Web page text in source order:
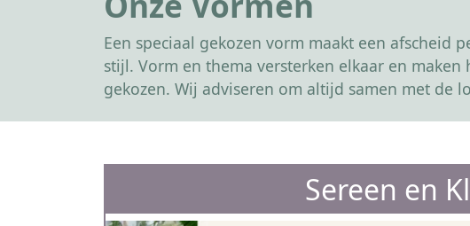
Een speciaal gekozen vorm maakt een afscheid
stijl. Vorm en thema versterken elkaar en
gekozen. Wij adviseren om altijd samen met de
Sereen en